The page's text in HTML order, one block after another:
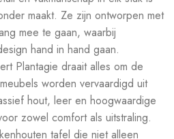
maakt. Ze zijn ontworpen met
mee te gaan, waarbij
hand in hand gaan.
Plantagie draait alles om de
worden vervaardigd uit
hout, leer en hoogwaardige
zowel comfort als uitstraling.
tafel die niet alleen